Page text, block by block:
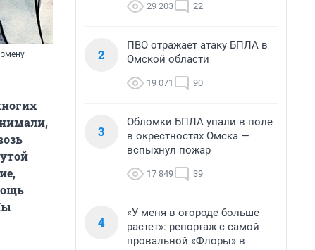
29 203 22
2
ПВО отражает атаку БПЛА в
Омской области
19 071 90
3
Обломки БПЛА упали в поле
в окрестностях Омска —
вспыхнул пожар
17 849 39
4
«У меня в огороде больше
растет»: репортаж с самой
провальной «Флоры» в